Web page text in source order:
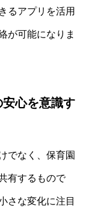
るアプリを活用
が可能になりま
心を意識す
でなく、保育園
有するもので
さな変化に注目